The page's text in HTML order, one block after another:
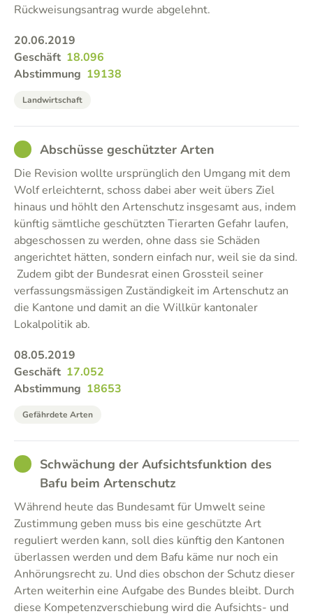
Rückweisungsantrag wurde abgelehnt.
20.06.2019
Geschäft 18.096
Abstimmung 19138
Landwirtschaft
GOODAbschüsse geschützter Arten
Die Revision wollte ursprünglich den Umgang mit dem
Wolf erleichternt, schoss dabei aber weit übers Ziel
hinaus und höhlt den Artenschutz insgesamt aus, indem
künftig sämtliche geschützten Tierarten Gefahr laufen,
abgeschossen zu werden, ohne dass sie Schäden
angerichtet hätten, sondern einfach nur, weil sie da sind.
Zudem gibt der Bundesrat einen Grossteil seiner
verfassungsmässigen Zuständigkeit im Artenschutz an
die Kantone und damit an die Willkür kantonaler
Lokalpolitik ab.
08.05.2019
Geschäft 17.052
Abstimmung 18653
Gefährdete Arten
GOODSchwächung der Aufsichtsfunktion des
Bafu beim Artenschutz
Während heute das Bundesamt für Umwelt seine
Zustimmung geben muss bis eine geschützte Art
reguliert werden kann, soll dies künftig den Kantonen
überlassen werden und dem Bafu käme nur noch ein
Anhörungsrecht zu. Und dies obschon der Schutz dieser
Arten weiterhin eine Aufgabe des Bundes bleibt. Durch
diese Kompetenzverschiebung wird die Aufsichts- und